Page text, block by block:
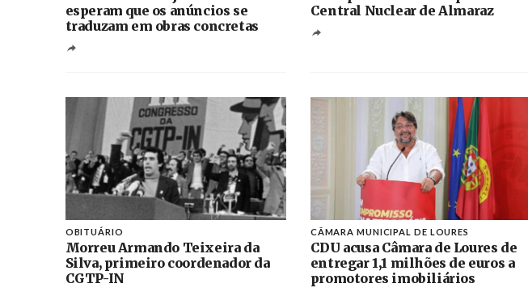
esperam que os anúncios se
traduzam em obras concretas
Central Nuclear de Almaraz
OBITUÁRIO
Morreu Armando Teixeira da
Silva, primeiro coordenador da
CGTP-IN
CÂMARA MUNICIPAL DE LOURES
CDU acusa Câmara de Loures de
entregar 1,1 milhões de euros a
promotores imobiliários